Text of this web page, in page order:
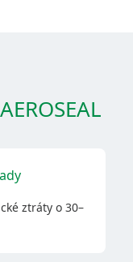
ztráty o 30–